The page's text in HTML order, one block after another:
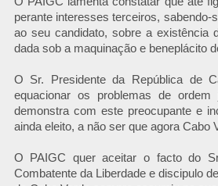
perante interesses terceiros,
ao seu candidato, sobre a existência
dada sob a maquinação e beneplácito
O Sr. Presidente da República de
equacionar os problemas de
demonstra com este preocupante e
ainda eleito, a não ser que agora Cabo
O PAIGC quer aceitar o facto do
Combatente da Liberdade e discipulo